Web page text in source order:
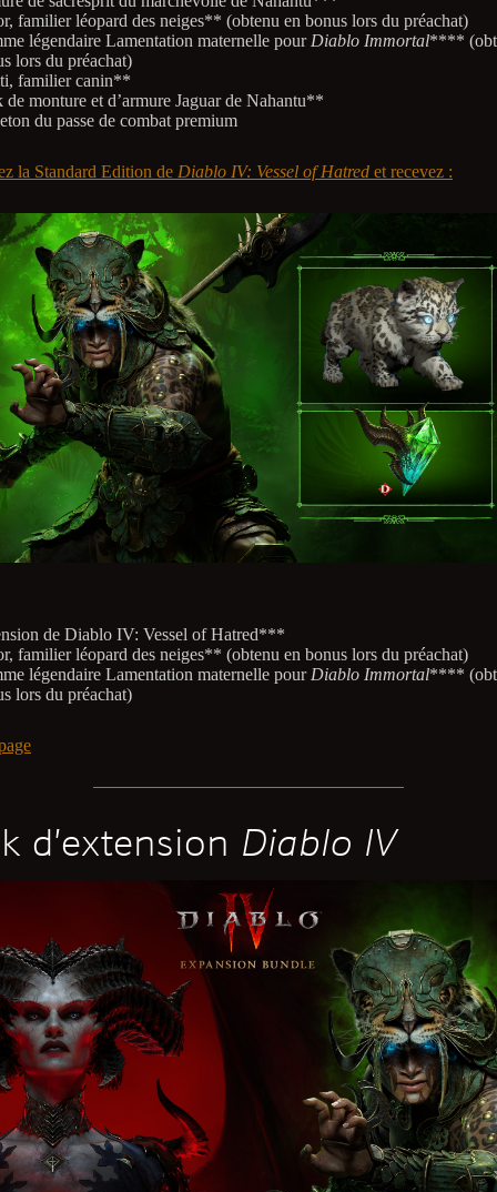
familier léopard des neiges** (obtenu en bonus lors du préachat)
légendaire Lamentation maternelle pour Diablo Immortal****
lors du préachat)
familier canin**
de monture et d’armure Jaguar de Nahantu**
du passe de combat premium
la Standard Edition de Diablo IV: Vessel of Hatred et recevez :
de Diablo IV: Vessel of Hatred***
familier léopard des neiges** (obtenu en bonus lors du préachat)
légendaire Lamentation maternelle pour Diablo Immortal****
lors du préachat)
d’extension Diablo IV